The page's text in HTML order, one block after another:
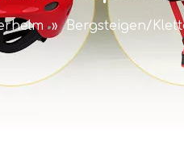
» Bergsteigen/